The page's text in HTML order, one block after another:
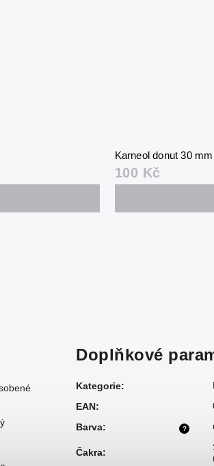
Karneol donut 30 mm
100 Kč
Doplňkové
Kategorie:
EAN:
?
Barva:
Čakra: